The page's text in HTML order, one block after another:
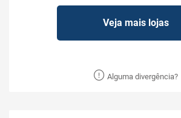
Veja mais lojas
Alguma divergência?